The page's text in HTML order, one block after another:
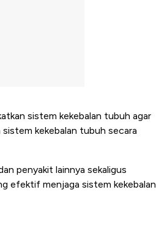
sistem kekebalan tubuh agar
kekebalan tubuh secara
penyakit lainnya sekaligus
efektif menjaga sistem kekebalan